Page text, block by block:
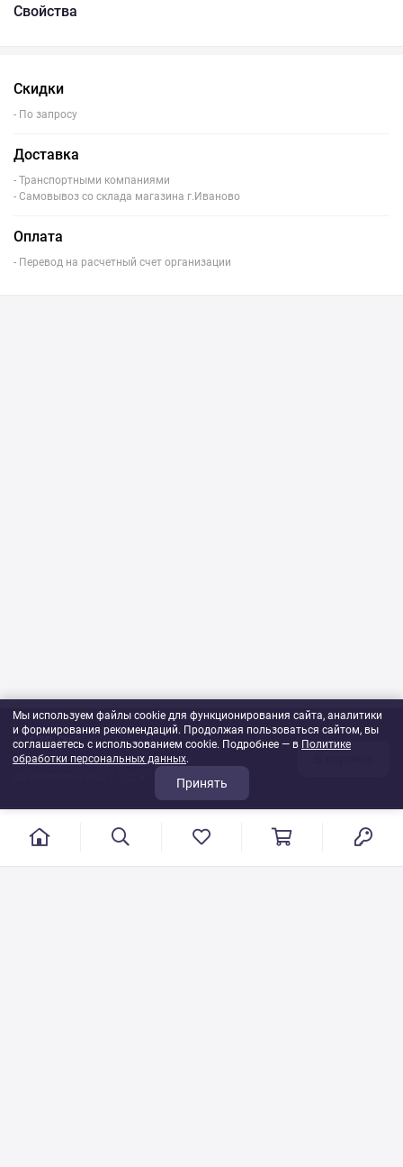
Свойства
Скидки
- По запросу
Доставка
- Транспортными компаниями
- Самовывоз со склада магазина г.Иваново
Оплата
- Перевод на расчетный счет организации
2 478 ₽
1шт
Мы используем файлы cookie для функционирования сайта, аналитики
и формирования рекомендаций. Продолжая пользоваться сайтом, вы
соглашаетесь с использованием cookie. Подробнее — в Политике
обработки персональных данных.
Принять